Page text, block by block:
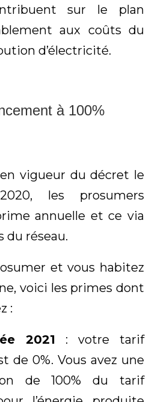
sur le plan
aux coûts du
d’électricité.
à 100%
vigueur du décret le
les prosumers
annuelle et ce via
du réseau.
et vous habitez
voici les primes dont
:
2021 : votre tarif
de 0%. Vous avez une
de 100% du tarif